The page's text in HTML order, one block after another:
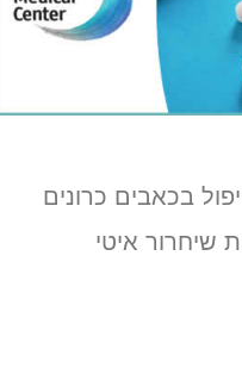
בכאבים כרונים
שיחרור איטי